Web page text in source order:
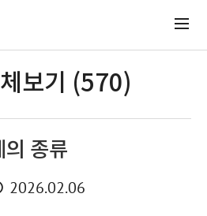
보기 (570)
의 종류
2026.02.06